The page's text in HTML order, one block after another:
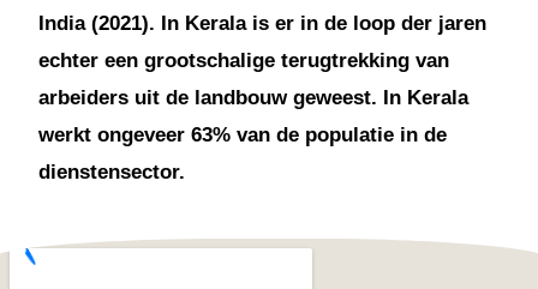
India (2021). In Kerala is er in de loop der jaren
echter een grootschalige terugtrekking van
arbeiders uit de landbouw geweest. In Kerala
werkt ongeveer 63% van de populatie in de
dienstensector.